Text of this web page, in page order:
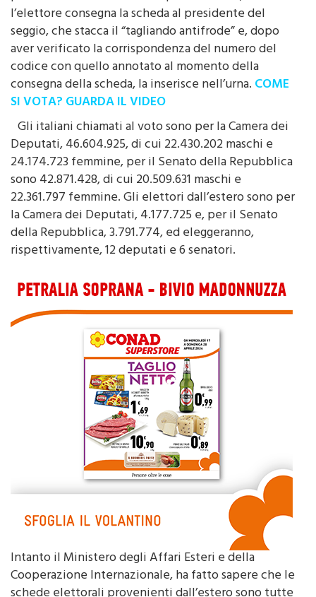
l’elettore consegna la scheda al presidente del
seggio, che stacca il “tagliando antifrode” e, dopo
aver verificato la corrispondenza del numero del
codice con quello annotato al momento della
consegna della scheda, la inserisce nell’urna.COME
SI VOTA? GUARDA IL VIDEO
Gli italiani chiamati al voto sono per la Camera dei
Deputati, 46.604.925, di cui 22.430.202 maschi e
24.174.723 femmine, per il Senato della Repubblica
sono 42.871.428, di cui 20.509.631 maschi e
22.361.797 femmine. Gli elettori dall’estero sono per
la Camera dei Deputati, 4.177.725 e, per il Senato
della Repubblica, 3.791.774, ed eleggeranno,
rispettivamente, 12 deputati e 6 senatori.
Intanto il Ministero degli Affari Esteri e della
Cooperazione Internazionale, ha fatto sapere che le